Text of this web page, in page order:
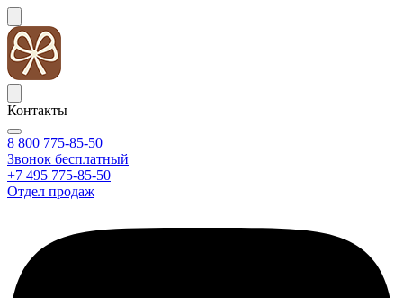
Контакты
8 800 775-85-50
Звонок бесплатный
+7 495 775-85-50
Отдел продаж